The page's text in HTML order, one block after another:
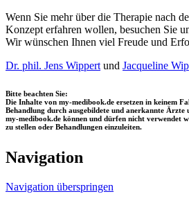
Wenn Sie mehr über die Therapie nach
Konzept erfahren wollen, besuchen Sie
Wir wünschen Ihnen viel Freude und
Dr. phil. Jens Wippert und Jacqueline
Bitte beachten Sie:
Die Inhalte von my-medibook.de ersetzen in keinem
Behandlung durch ausgebildete und anerkannte
my-medibook.de können und dürfen nicht verwendet
zu stellen oder Behandlungen einzuleiten.
Navigation
Navigation überspringen